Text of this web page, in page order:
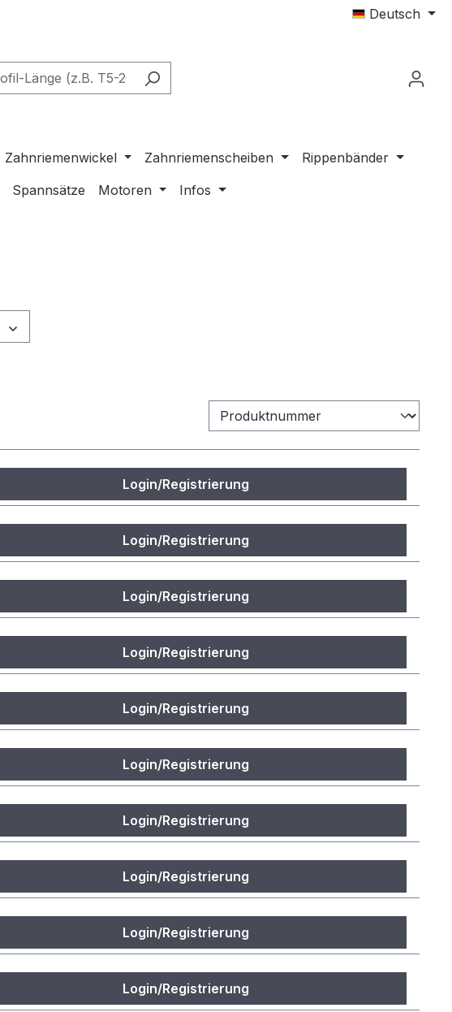
Deutsch
Zahnriemenwickel Zahnriemenscheiben
Rippenbänder
Spannsätze Motoren Infos
Login/Registrierung
Login/Registrierung
Login/Registrierung
Login/Registrierung
Login/Registrierung
Login/Registrierung
Login/Registrierung
Login/Registrierung
Login/Registrierung
Login/Registrierung